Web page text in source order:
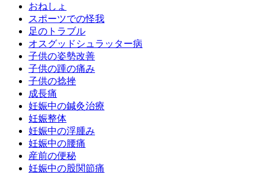
おねしょ
スポーツでの怪我
足のトラブル
オスグッドシュラッター病
子供の姿勢改善
子供の踵の痛み
子供の捻挫
成長痛
妊娠中の鍼灸治療
妊娠整体
妊娠中の浮腫み
妊娠中の腰痛
産前の便秘
妊娠中の股関節痛